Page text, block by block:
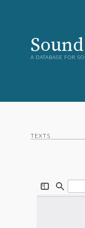
A DATABASE FOR
TEXTS